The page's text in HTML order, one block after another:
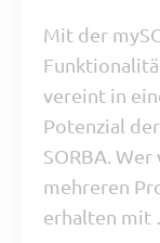
Mit der
vereint in
Potenzial
SORBA.
mehreren
erhalten mit